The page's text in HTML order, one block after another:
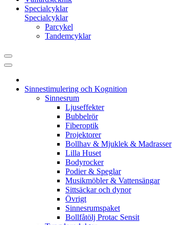
Specialcyklar
Specialcyklar
Parcykel
Tandemcyklar
Sinnestimulering och Kognition
Sinnesrum
Ljuseffekter
Bubbelrör
Fiberoptik
Projektorer
Bollhav & Mjuklek & Madrasser
Lilla Huset
Bodyrocker
Podier & Speglar
Musikmöbler & Vattensängar
Sittsäckar och dynor
Övrigt
Sinnesrumspaket
Bollfåtölj Protac Sensit